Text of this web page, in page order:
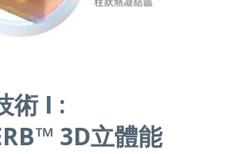
術 I :
™ 3D立體能